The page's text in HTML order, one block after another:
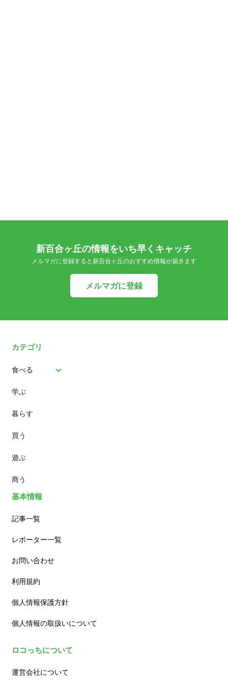
新百合ヶ丘の情報をいち早くキャッチ
メルマガに登録すると新百合ヶ丘のおすすめ情報が届きます
メルマガに登録
カテゴリ
食べる
パン
スイーツ
ランチ
カフェ
学ぶ
暮らす
買う
遊ぶ
商う
基本情報
記事一覧
レポーター一覧
お問い合わせ
利用規約
個人情報保護方針
個人情報の取扱いについて
ロコっちについて
運営会社について